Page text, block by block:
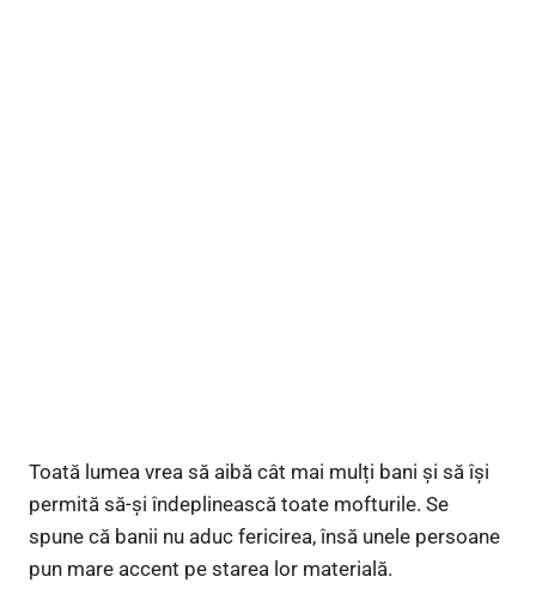
Toată lumea vrea să aibă cât mai mulți bani și să își
permită să-și îndeplinească toate mofturile. Se
spune că banii nu aduc fericirea, însă unele persoane
pun mare accent pe starea lor materială.